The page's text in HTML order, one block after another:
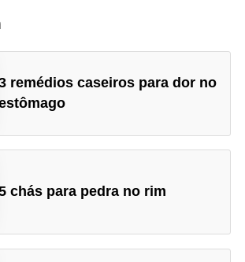
remédios caseiros para dor no
chás para pedra no rim